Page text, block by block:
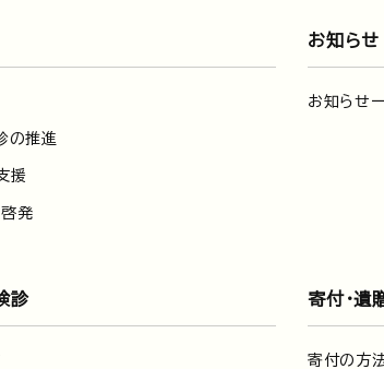
の推進
援
発
お知らせ
お知らせ
診 寄付・遺
寄付の方法